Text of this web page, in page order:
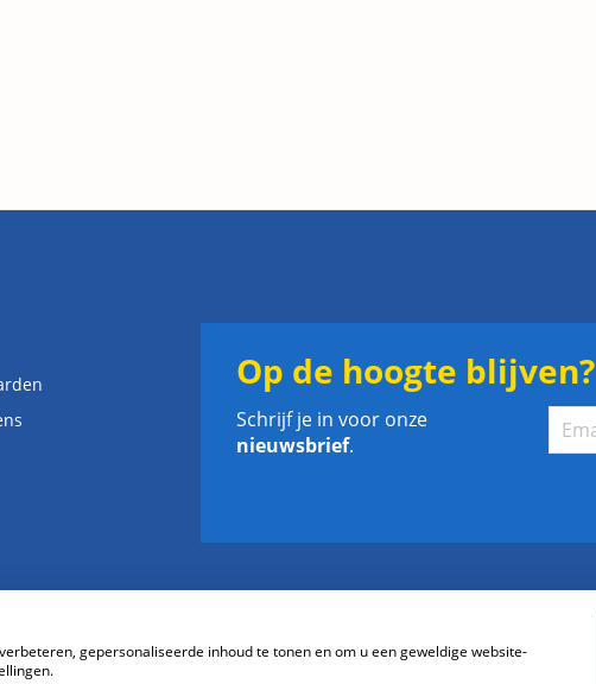
Op de hoogte blijven?
Schrijf je in voor onze
nieuwsbrief.
gepersonaliseerde inhoud te tonen en om u een geweldige website-